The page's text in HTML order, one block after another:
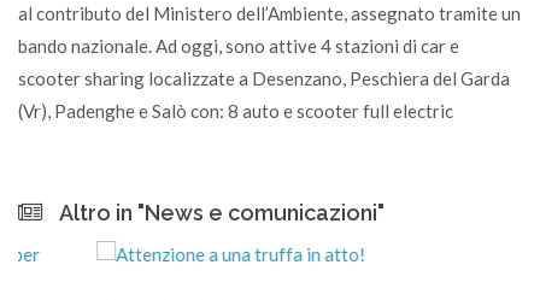
al contributo del Ministero dell’Ambiente, assegnato tramite un
bando nazionale. Ad oggi, sono attive 4 stazioni di car e
scooter sharing localizzate a Desenzano, Peschiera del Garda
(Vr), Padenghe e Salò con: 8 auto e scooter full electric
Altro in "News e comunicazioni"